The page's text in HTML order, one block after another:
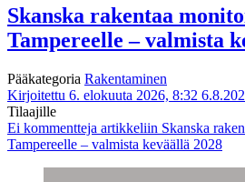
Skanska rakentaa
Tampereelle – valmista
Pääkategoria Rakentaminen
Kirjoitettu 6. elokuuta 2026, 8:32
Tilaajille
Ei kommentteja artikkeliin Skanska
Tampereelle – valmista keväällä 2028